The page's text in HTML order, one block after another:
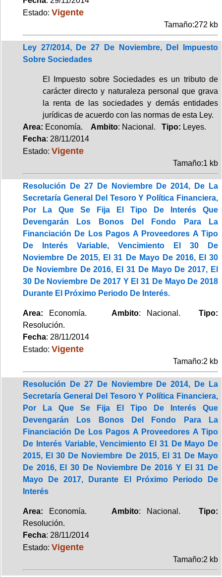
Estado: Vigente
Tamaño:272 kb
Ley 27/2014, De 27 De Noviembre, Del Impuesto
Sobre Sociedades
El Impuesto sobre Sociedades es un tributo de
carácter directo y naturaleza personal que grava
la renta de las sociedades y demás entidades
jurídicas de acuerdo con las normas de esta Ley.
Area: Economía. Ambito: Nacional. Tipo: Leyes.
Fecha: 28/11/2014
Estado: Vigente
Tamaño:1 kb
Resolución De 27 De Noviembre De 2014, De La
Secretaría General Del Tesoro Y Política Financiera,
Por La Que Se Fija El Tipo De Interés Que
Devengarán Los Bonos Del Fondo Para La
Financiación De Los Pagos A Proveedores A Tipo
De Interés Variable, Vencimiento El 30 De
Noviembre De 2015, El 31 De Mayo De 2016, El 30
De Noviembre De 2016, El 31 De Mayo De 2017, El
30 De Noviembre De 2017 Y El 31 De Mayo De 2018
Durante El Próximo Periodo De Interés.
Area: Economía. Ambito: Nacional.Tipo:
Resolución.
Fecha: 28/11/2014
Estado: Vigente
Tamaño:2 kb
Resolución De 27 De Noviembre De 2014, De La
Secretaría General Del Tesoro Y Política Financiera,
Por La Que Se Fija El Tipo De Interés Que
Devengarán Los Bonos Del Fondo Para La
Financiación De Los Pagos A Proveedores A Tipo
De Interés Variable, Vencimiento El 31 De Mayo De
2015, El 30 De Noviembre De 2015, El 31 De Mayo
De 2016, El 30 De Noviembre De 2016 Y El 31 De
Mayo De 2017, Durante El Próximo Periodo De
Interés
Area: Economía. Ambito: Nacional.Tipo:
Resolución.
Fecha: 28/11/2014
Estado: Vigente
Tamaño:2 kb